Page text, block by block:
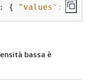
: { "values" : [ 1.5
bassa è